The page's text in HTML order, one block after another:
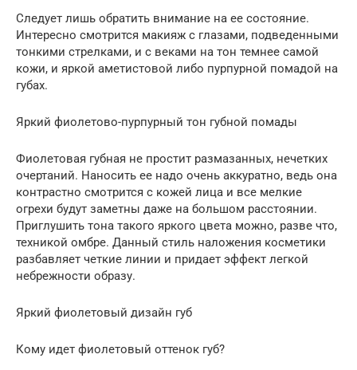
Следует лишь обратить внимание на ее состояние.
Интересно смотрится макияж с глазами, подведенными
тонкими стрелками, и с веками на тон темнее самой
кожи, и яркой аметистовой либо пурпурной помадой на
губах.
Яркий фиолетово-пурпурный тон губной помады
Фиолетовая губная не простит размазанных, нечетких
очертаний. Наносить ее надо очень аккуратно, ведь она
контрастно смотрится с кожей лица и все мелкие
огрехи будут заметны даже на большом расстоянии.
Приглушить тона такого яркого цвета можно, разве что,
техникой омбре. Данный стиль наложения косметики
разбавляет четкие линии и придает эффект легкой
небрежности образу.
Яркий фиолетовый дизайн губ
Кому идет фиолетовый оттенок губ?